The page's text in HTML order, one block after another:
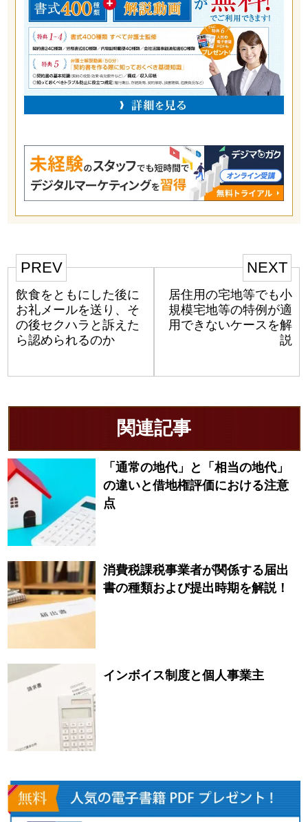
PREV
飲食をともにした後に
お礼メールを送り、そ
の後セクハラと訴えた
ら認められるのか
NEXT
居住用の宅地等でも小
規模宅地等の特例が適
用できないケースを解
説
関連記事
「通常の地代」と「相当の地代」
の違いと借地権評価における注意
点
消費税課税事業者が関係する届出
書の種類および提出時期を解説！
インボイス制度と個人事業主